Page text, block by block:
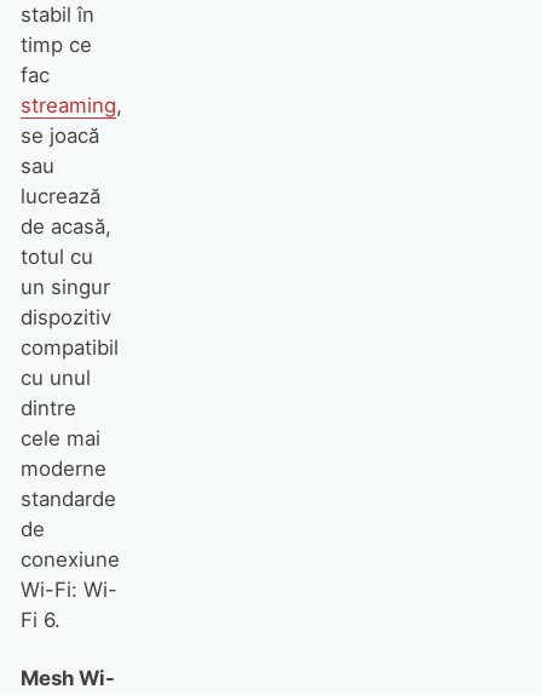
stabil în
timp ce
fac
streaming,
se joacă
sau
lucrează
de acasă,
totul cu
un singur
dispozitiv
compatibil
cu unul
dintre
cele mai
moderne
standarde
de
conexiune
Wi-Fi: Wi-
Fi 6.
Mesh Wi-